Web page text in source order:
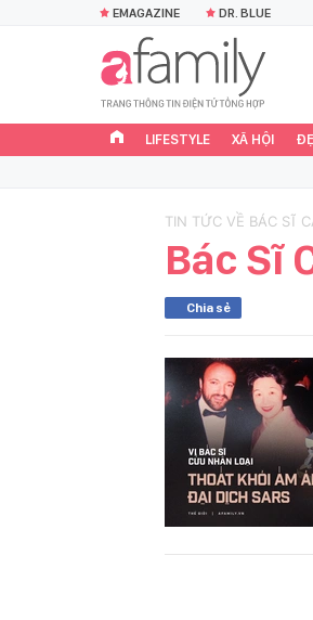
EMAGAZINE DR. BLUE
LIFESTYLE XÃ HỘI
TIN TỨC VỀ BÁC SĨ
Bác Sĩ
Chia sẻ